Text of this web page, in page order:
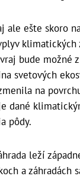
ale ešte skoro
klimatických
bude možné
svetových
na
dané
pôdy.
leží
a záhradách